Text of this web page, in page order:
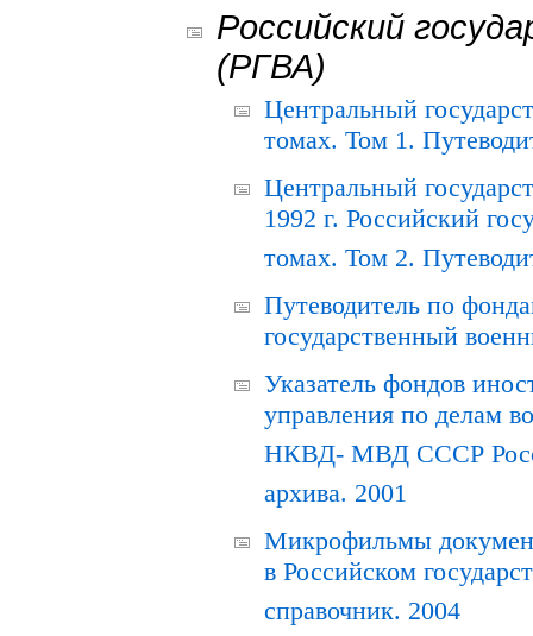
Российский
(РГВА)
Центральный
томах. Том 1.
Центральный
1992 г. Российский
томах. Том 2.
Путеводитель по
государственный
Указатель фондов
управления по делам
НКВД- МВД СССР
архива. 2001
Микрофильмы
в Российском
справочник. 2004